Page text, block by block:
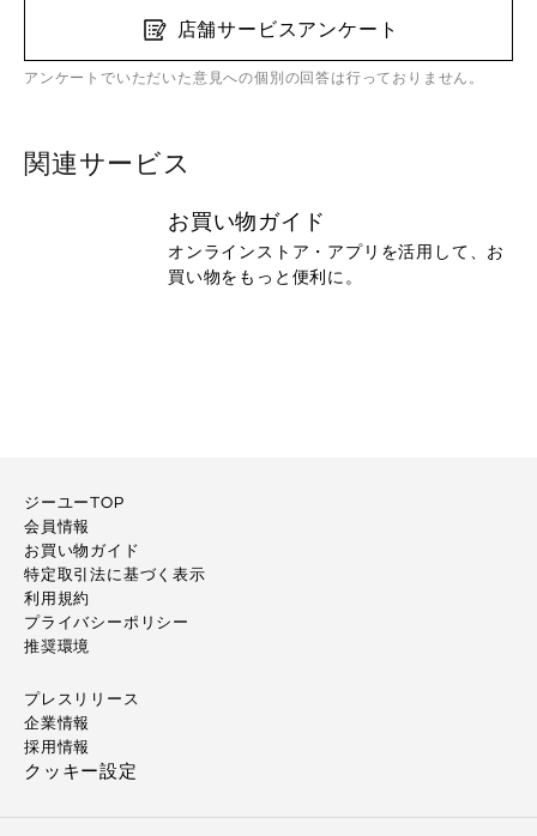
店舗サービスアンケート
アンケートでいただいた意見への個別の回答は行っておりません。
関連サービス
お買い物ガイド
オンラインストア・アプリを活用して、お
買い物をもっと便利に。
ジーユーTOP
会員情報
お買い物ガイド
特定取引法に基づく表示
利用規約
プライバシーポリシー
推奨環境
プレスリリース
企業情報
採用情報
クッキー設定